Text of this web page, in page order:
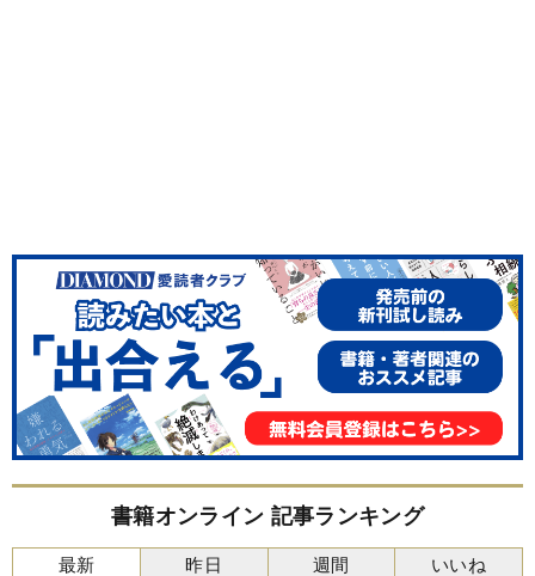
書籍オンライン 記事ランキング
最新 昨日 週間 いいね